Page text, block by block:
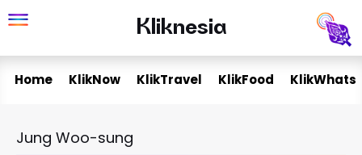
to
Kliknesia
Kliknesia
Home KlikNow KlikTravel KlikFood KlikWhats
Jung Woo-sung